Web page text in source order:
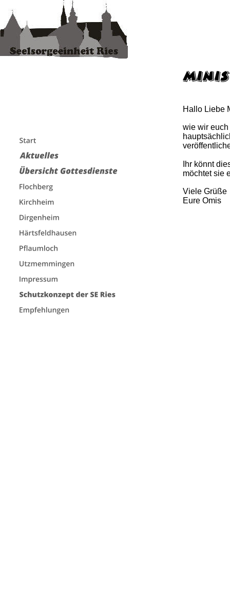
Hallo Liebe
wie wir
Ihr könnt
möchtet sie
Viele Grüße
Eure Omis